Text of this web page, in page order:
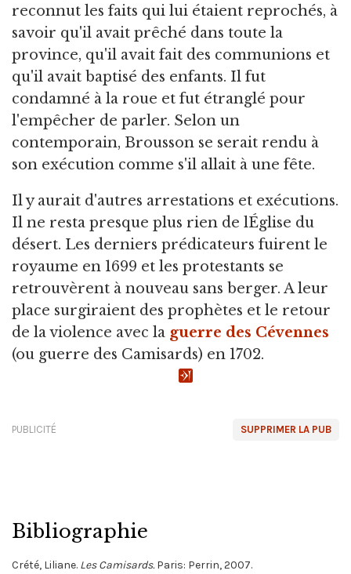
reconnut les faits qui lui étaient reprochés, à
savoir qu'il avait prêché dans toute la
province, qu'il avait fait des communions et
qu'il avait baptisé des enfants. Il fut
condamné à la roue et fut étranglé pour
l'empêcher de parler. Selon un
contemporain, Brousson se serait rendu à
son exécution comme s'il allait à une fête.
Il y aurait d'autres arrestations et exécutions.
Il ne resta presque plus rien de lÉglise du
désert. Les derniers prédicateurs fuirent le
royaume en 1699 et les protestants se
retrouvèrent à nouveau sans berger. A leur
place surgiraient des prophètes et le retour
de la violence avec la guerre des Cévennes
(ou guerre des Camisards) en 1702.
SUPPRIMER LA PUB
PUBLICITÉ
Bibliographie
Crété, Liliane. Les Camisards.Paris: Perrin, 2007.